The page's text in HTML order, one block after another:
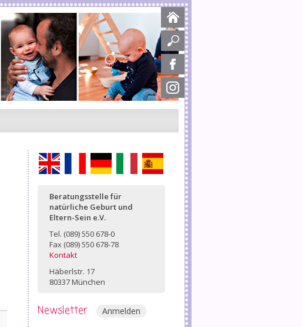
English FrançaisDeutsch ItalianoEspañol
Beratungsstelle für
natürliche Geburt und
Eltern-Sein e.V.
Tel. (089) 550 678-0
Fax (089) 550 678-78
Kontakt
Häberlstr. 17
80337 München
Newsletter Anmelden